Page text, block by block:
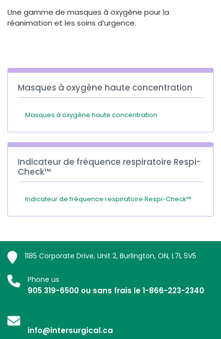
France
Une gamme de masques à oxygène pour la
réanimation et les soins d’urgence.
Masques à oxygène haute concentration
Masques à oxygène haute concentration
Indicateur de fréquence respiratoire Respi-
Check™
Indicateur de fréquence respiratoire Respi-Check™
1185 Corporate Drive, Unit 2, Burlington, ON, L7L 5V5
Phone us
905 319-6500 ou sans frais le 1-866-223-2340
info@intersurgical.ca